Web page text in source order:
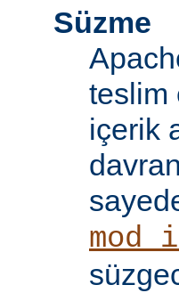
Süzme
teslim
içerik